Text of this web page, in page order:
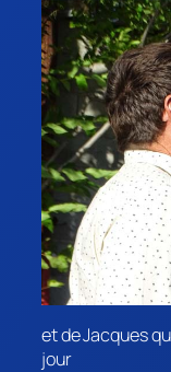
et de Jacques
jour